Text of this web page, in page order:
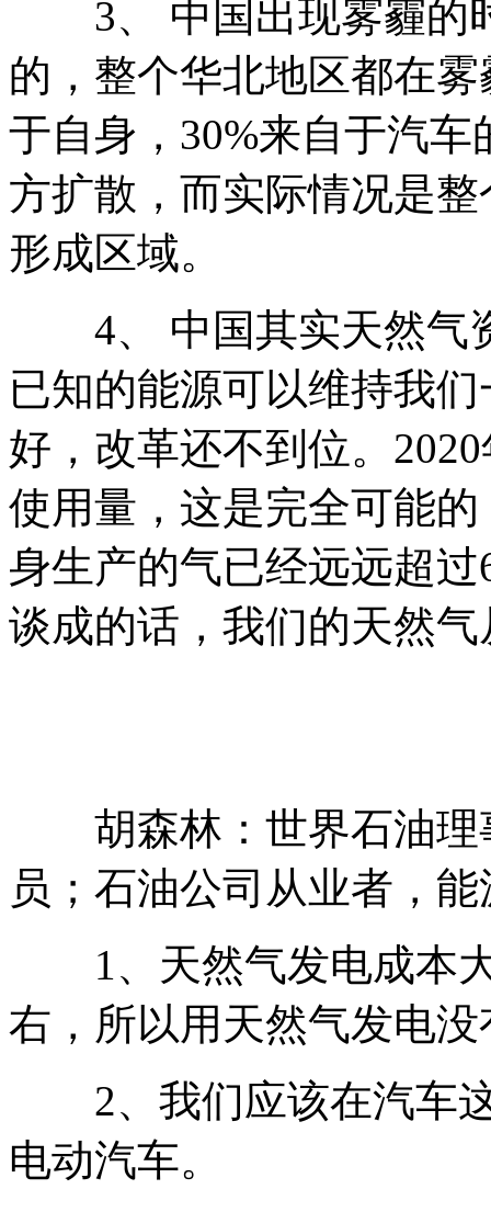
3、 中国出现雾霾的
的，整个华北地区都在
于自身，30%来自于汽
方扩散，而实际情况是
形成区域。
4、 中国其实天然气
已知的能源可以维持我
好，改革还不到位。
使用量，这是完全可能
身生产的气已经远远超
谈成的话，我们的天然
胡森林：世界石油理
员；石油公司从业者，
1、天然气发电成本大
右，所以用天然气发电
2、我们应该在汽车这
电动汽车。